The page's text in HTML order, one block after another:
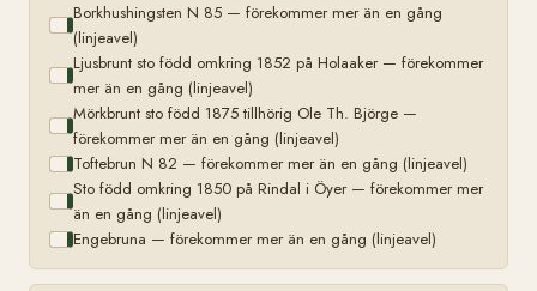
Borkhushingsten N 85 — förekommer mer än en gång
(linjeavel)
Ljusbrunt sto född omkring 1852 på Holaaker — förekommer
mer än en gång (linjeavel)
Mörkbrunt sto född 1875 tillhörig Ole Th. Björge —
förekommer mer än en gång (linjeavel)
Toftebrun N 82 — förekommer mer än en gång (linjeavel)
Sto född omkring 1850 på Rindal i Öyer — förekommer mer
än en gång (linjeavel)
Engebruna — förekommer mer än en gång (linjeavel)